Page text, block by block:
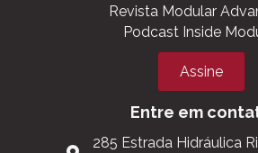
Revista Modular
Podcast Inside
Assine
Entre em
285 Estrada Hidráulica